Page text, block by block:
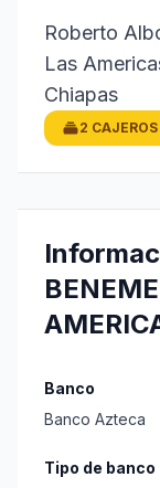
Roberto
Las
Chiapas
2
Banco
Banco Azteca
Tipo de banco